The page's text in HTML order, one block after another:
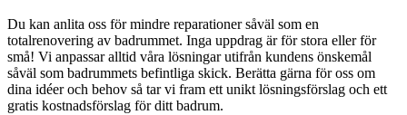
Du kan anlita oss för mindre reparationer såväl som en
totalrenovering av badrummet. Inga uppdrag är för stora eller för
små! Vi anpassar alltid våra lösningar utifrån kundens önskemål
såväl som badrummets befintliga skick. Berätta gärna för oss om
dina idéer och behov så tar vi fram ett unikt lösningsförslag och ett
gratis kostnadsförslag för ditt badrum.